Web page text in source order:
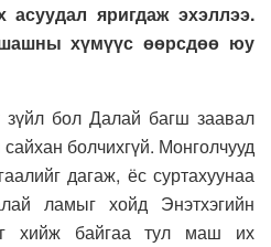
асуудал яригдаж эхэллээ.
хүмүүс өөрсдөө юу
бол Далай багш заавал
болчихгүй. Монголчууд
дагаж, ёс суртахуунаа
ламыг хойд Энэтхэгийн
хийж байгаа тул маш их